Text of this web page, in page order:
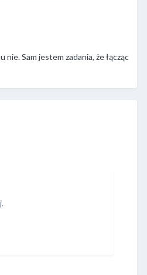
Sam jestem zadania, że łącząc